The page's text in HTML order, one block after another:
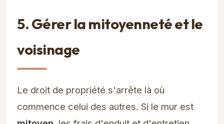
5. Gérer la mitoyenneté et le
voisinage
Le droit de propriété s'arrête là où
commence celui des autres. Si le mur est